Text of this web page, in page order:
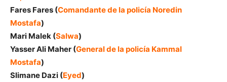
Fares Fares (Comandante de la policía Noredin
Mostafa)
Mari Malek (Salwa)
Yasser Ali Maher (General de la policía Kammal
Mostafa)
Slimane Dazi (Eyed)